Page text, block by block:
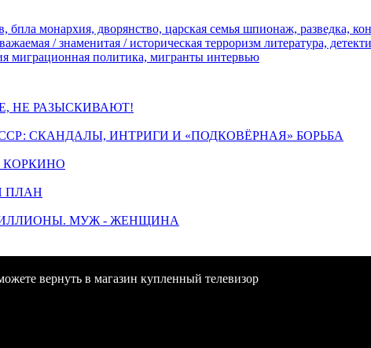
бпла монархия, дворянство, царская семья шпионаж, разведка,
/ знаменитая / историческая терроризм литература,
миграционная политика, мигранты интервью
НЕ РАЗЫСКИВАЮТ!
СКАНДАЛЫ, ИНТРИГИ И «ПОДКОВЁРНАЯ» БОРЬБА
ПЛАН
МУЖ - ЖЕНЩИНА
вернуть в магазин купленный телевизор